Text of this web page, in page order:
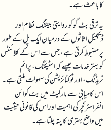
کا باعث ہے۔
یہ ترقی بٹ گو کو روایتی بینکنگ نظام اور
ڈیجیٹل اثاثوں کے درمیان ایک پل کے طور
پر مضبوط کرتی ہے، جس سے اس کے کلائنٹس
کو بہتر خدمات جیسے کہ اسٹیکنگ، پرائم
ٹریڈنگ، اور ٹوکنائزیشن کی سہولت ملتی ہے۔
اس کامیابی سے مارکیٹ میں بٹ کوائن
انفراسٹرکچر کی اہمیت اور اس کی قانونی حیثیت
میں واضح بہتری کا پتہ چلتا ہے۔